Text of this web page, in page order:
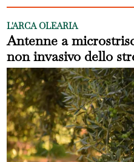
L'ARCA OLEARIA
Antenne a
non invasivo dello